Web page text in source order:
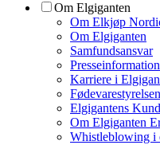
Om Elgiganten
Om Elkjøp
Om Elgiganten
Samfundsansvar
Presseinformation
Karriere i
Elgigantens
Om Elgiganten
Whistleblowing i